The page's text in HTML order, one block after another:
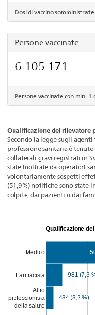
Dosi di vaccino
Persone vaccinate
6 105 171
Persone vaccinate con min. 1
Qualificazione del rilevatore
Secondo la legge sugli agenti
professione sanitaria è
collaterali gravi registrati in
state inoltrate da operatori
volontariamente sospetti
(51,9%) notifiche sono state
colpite, dai pazienti o dai
Qualificazione
Medico
Farmacista
Altro
professionista
della salute
981 (7,3
981 (7,3
434 (3,2 %)
434 (3,2 %)